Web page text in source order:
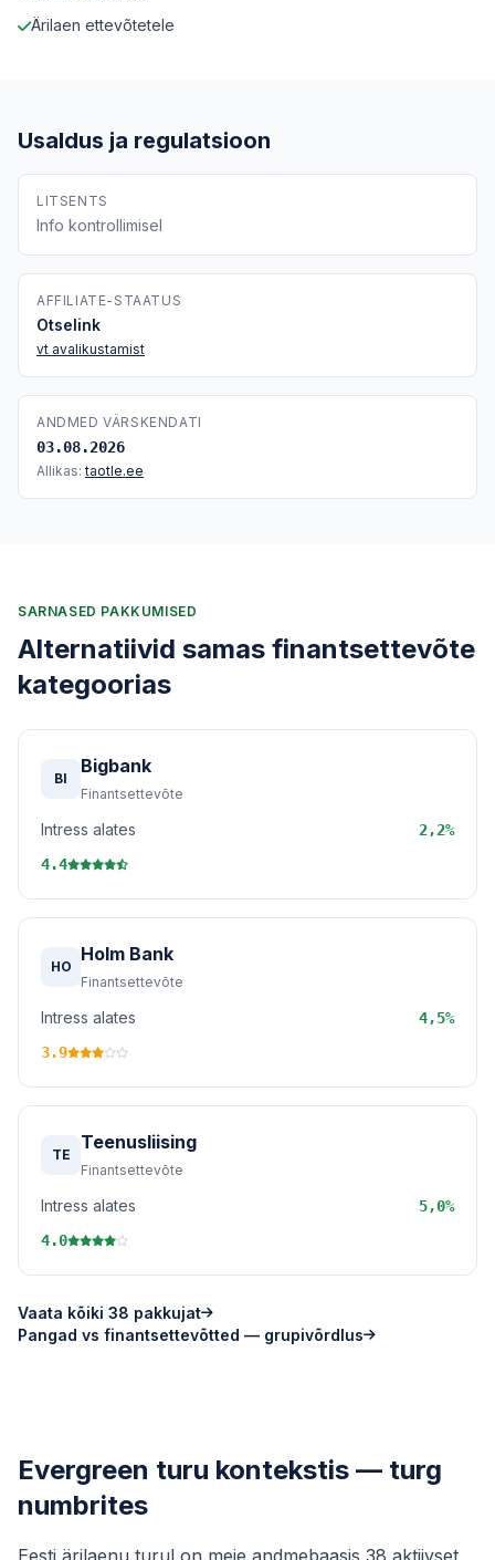
Ärilaen ettevõtetele
Usaldus ja regulatsioon
LITSENTS
Info kontrollimisel
AFFILIATE-STAATUS
Otselink
vt avalikustamist
ANDMED VÄRSKENDATI
03.08.2026
Allikas:taotle.ee
SARNASED PAKKUMISED
Alternatiivid samas finantsettevõte
kategoorias
BI
Bigbank
Finantsettevõte
Intress alates
2,2%
4.4
HO
Holm Bank
Finantsettevõte
Intress alates
4,5%
3.9
TE
Teenusliising
Finantsettevõte
Intress alates
5,0%
4.0
Vaata kõiki 38 pakkujat
Pangad vs finantsettevõtted — grupivõrdlus
Evergreen turu kontekstis — turg
numbrites
Eesti ärilaenu turul on meie andmebaasis 38 aktiivset